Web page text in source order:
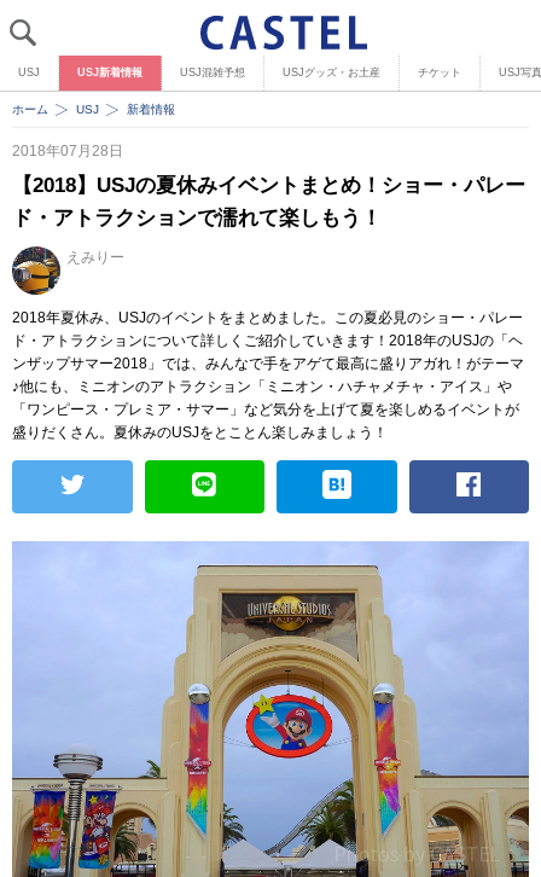
USJ USJ新着情報 USJ混雑予想 USJグッズ・お土産 チケット USJ写
ホーム USJ 新着情報
2018年07月28日
【2018】USJの夏休みイベントまとめ！ショー・パレー
ド・アトラクションで濡れて楽しもう！
えみりー
2018年夏休み、USJのイベントをまとめました。この夏必見のショー・パレー
ド・アトラクションについて詳しくご紹介していきます！2018年のUSJの「ヘ
ンザップサマー2018」では、みんなで手をアゲて最高に盛りアガれ！がテーマ
♪他にも、ミニオンのアトラクション「ミニオン・ハチャメチャ・アイス」や
「ワンピース・プレミア・サマー」など気分を上げて夏を楽しめるイベントが
盛りだくさん。夏休みのUSJをとことん楽しみましょう！